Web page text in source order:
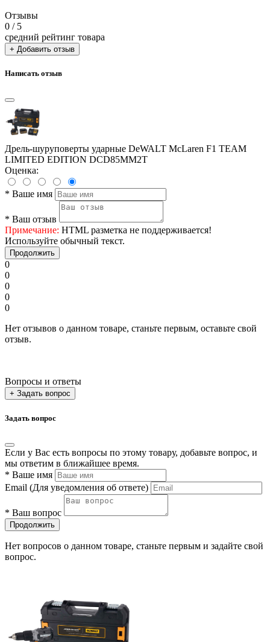
Отзывы
0 / 5
средний рейтинг товара
+ Добавить отзыв
Написать отзыв
Дрель-шуруповерты ударные DeWALT McLaren F1 TEAM
LIMITED EDITION DCD85MM2T
Оценка:
* Ваше имя
* Ваш отзыв
Примечание: HTML разметка не поддерживается!
Используйте обычный текст.
Продолжить
0
0
0
0
0
Нет отзывов о данном товаре, станьте первым, оставьте свой
отзыв.
Вопросы и ответы
+ Задать вопрос
Задать вопрос
Если у Вас есть вопросы по этому товару, добавьте вопрос, и
мы ответим в ближайшее время.
* Ваше имя
Email (Для уведомления об ответе)
* Ваш вопрос
Продолжить
Нет вопросов о данном товаре, станьте первым и задайте свой
вопрос.